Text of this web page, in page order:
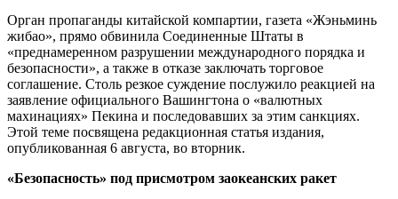
Орган пропаганды китайской компартии, газета «Жэньминь
жибао», прямо обвинила Соединенные Штаты в
«преднамеренном разрушении международного порядка и
безопасности», а также в отказе заключать торговое
соглашение. Столь резкое суждение послужило реакцией на
заявление официального Вашингтона о «валютных
махинациях» Пекина и последовавших за этим санкциях.
Этой теме посвящена редакционная статья издания,
опубликованная 6 августа, во вторник.
«Безопасность» под присмотром заокеанских ракет